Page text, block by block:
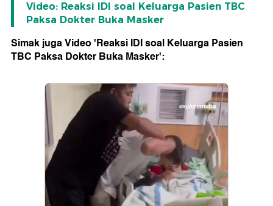
Video: Reaksi IDI soal Keluarga Pasien TBC
Paksa Dokter Buka Masker
Simak juga Video 'Reaksi IDI soal Keluarga Pasien
TBC Paksa Dokter Buka Masker':